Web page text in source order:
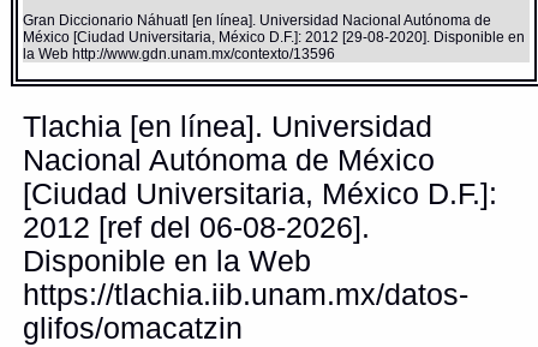
Gran Diccionario Náhuatl [en línea]. Universidad Nacional Autónoma de
México [Ciudad Universitaria, México D.F.]: 2012 [29-08-2020]. Disponible en
la Web http://www.gdn.unam.mx/contexto/13596
Tlachia [en línea]. Universidad
Nacional Autónoma de México
[Ciudad Universitaria, México D.F.]:
2012 [ref del 06-08-2026].
Disponible en la Web
https://tlachia.iib.unam.mx/datos-
glifos/omacatzin